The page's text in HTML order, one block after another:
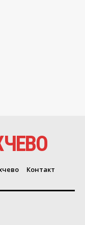
Контакт